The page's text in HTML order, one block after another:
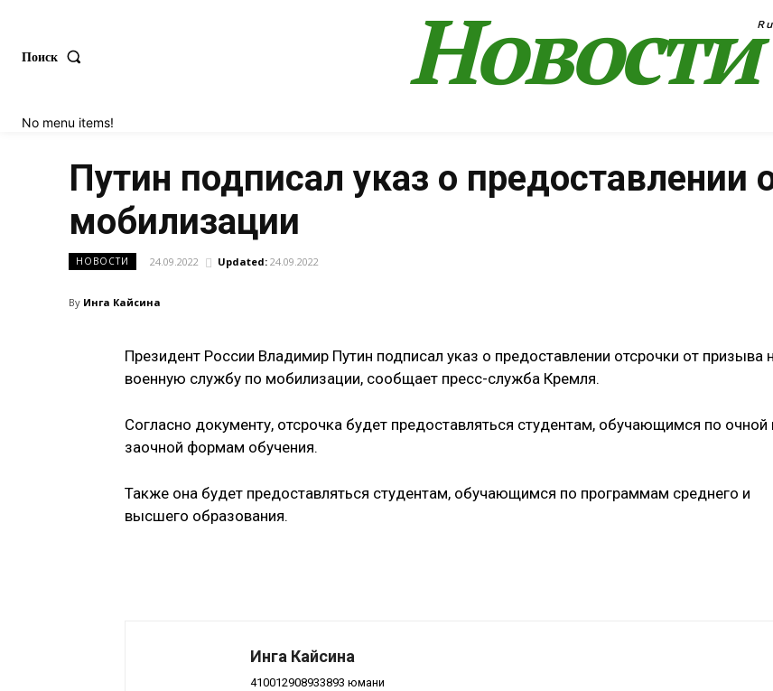
Поиск Новости
No menu items!
Путин подписал указ о предоставлении
мобилизации
НОВОСТИ 24.09.2022 Updated: 24.09.2022
By Инга Кайсина
Президент России Владимир Путин подписал указ о предоставлении отсрочки от призыва
военную службу по мобилизации, сообщает пресс-служба Кремля.
Согласно документу, отсрочка будет предоставляться студентам, обучающимся по очной
заочной формам обучения.
Также она будет предоставляться студентам, обучающимся по программам среднего и
высшего образования.
Инга Кайсина
410012908933893 юмани